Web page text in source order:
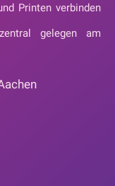
Printen verbinden
gelegen am